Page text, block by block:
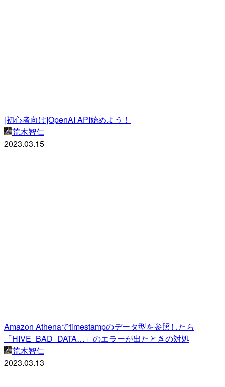
[初心者向け]OpenAI API始めよう！
荒木智仁
2023.03.15
Amazon Athenaでtimestampのデータ型を参照したら
「HIVE_BAD_DATA…」のエラーが出たときの対処
荒木智仁
2023.03.13